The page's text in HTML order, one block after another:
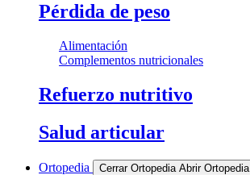
Pérdida de peso
Alimentación
Complementos nutricionales
Refuerzo nutritivo
Salud articular
Ortopedia Cerrar Ortopedia Abrir Ortopedia